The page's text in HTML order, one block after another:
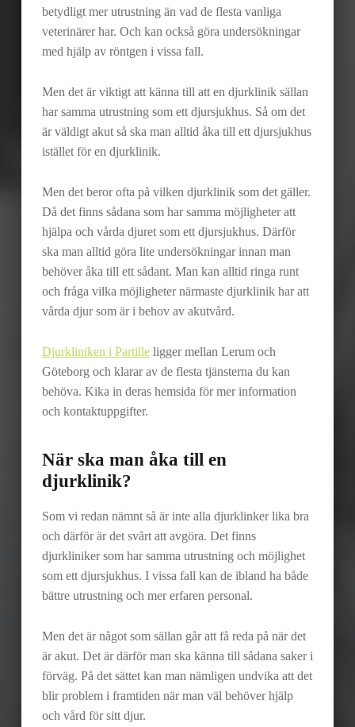
betydligt mer utrustning än vad de flesta vanliga
veterinärer har. Och kan också göra undersökningar
med hjälp av röntgen i vissa fall.
Men det är viktigt att känna till att en djurklinik sällan
har samma utrustning som ett djursjukhus. Så om det
är väldigt akut så ska man alltid åka till ett djursjukhus
istället för en djurklinik.
Men det beror ofta på vilken djurklinik som det gäller.
Då det finns sådana som har samma möjligheter att
hjälpa och vårda djuret som ett djursjukhus. Därför
ska man alltid göra lite undersökningar innan man
behöver åka till ett sådant. Man kan alltid ringa runt
och fråga vilka möjligheter närmaste djurklinik har att
vårda djur som är i behov av akutvård.
Djurkliniken i Partilleligger mellan Lerum och
Göteborg och klarar av de flesta tjänsterna du kan
behöva. Kika in deras hemsida för mer information
och kontaktuppgifter.
När ska man åka till en
djurklinik?
Som vi redan nämnt så är inte alla djurklinker lika bra
och därför är det svårt att avgöra. Det finns
djurkliniker som har samma utrustning och möjlighet
som ett djursjukhus. I vissa fall kan de ibland ha både
bättre utrustning och mer erfaren personal.
Men det är något som sällan går att få reda på när det
är akut. Det är därför man ska känna till sådana saker i
förväg. På det sättet kan man nämligen undvika att det
blir problem i framtiden när man väl behöver hjälp
och vård för sitt djur.